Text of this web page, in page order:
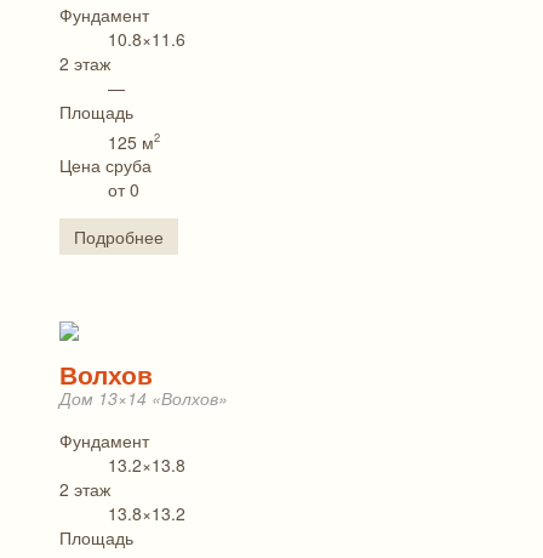
Фундамент
10.8×11.6
2 этаж
—
Площадь
125 м2
Цена сруба
от 0
Подробнее
Волхов
Дом 13×14 «Волхов»
Фундамент
13.2×13.8
2 этаж
13.8×13.2
Площадь